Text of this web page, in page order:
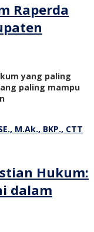
Raperda
yang paling
paling mampu
Hukum:
dalam